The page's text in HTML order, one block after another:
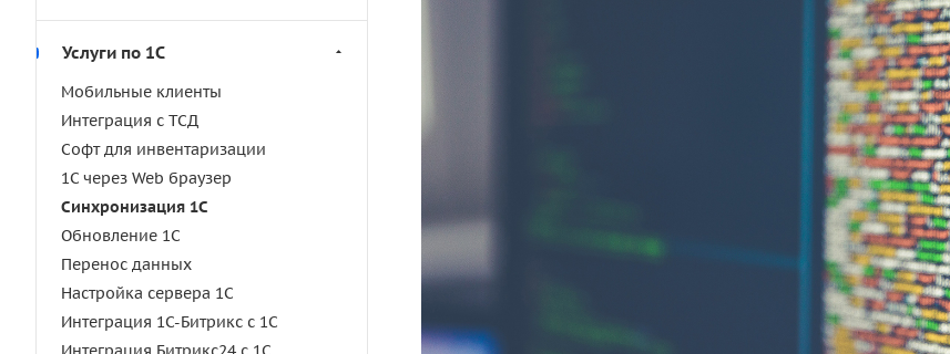
Услуги по 1С
Мобильные клиенты
Интеграция с ТСД
Софт для инвентаризации
1C через Web браузер
Синхронизация 1С
Обновление 1С
Перенос данных
Настройка сервера 1С
Интеграция 1С-Битрикс с 1С